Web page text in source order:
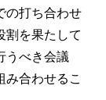
の打ち合わせ
割を果たして
うべき会議
み合わせるこ